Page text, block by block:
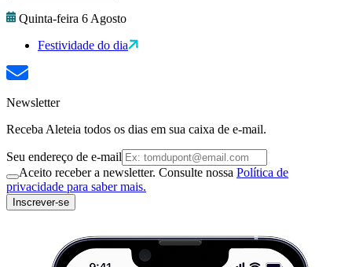
Quinta-feira 6 Agosto
Festividade do dia
Newsletter
Receba Aleteia todos os dias em sua caixa de e-mail.
Seu endereço de e-mail
Aceito receber a newsletter. Consulte nossa Política de
privacidade para saber mais.
Inscrever-se